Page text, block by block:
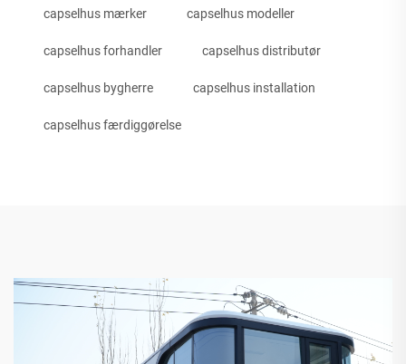
capselhus mærker capselhus modeller
capselhus forhandler capselhus distributør
capselhus bygherre capselhus installation
capselhus færdiggørelse